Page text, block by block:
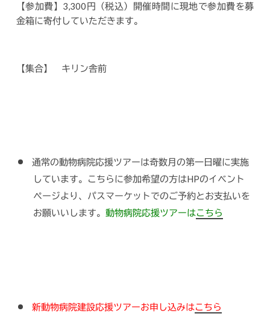
【参加費】3,300円（税込）開催時間に現地で参加費を募
金箱に寄付していただきます。
【集合】 キリン舎前
通常の動物病院応援ツアーは奇数月の第一日曜に実施
しています。こちらに参加希望の方はHPのイベント
ページより、パスマーケットでのご予約とお支払いを
お願いいします。動物病院応援ツアーはこちら
新動物病院建設応援ツアーお申し込みはこちら